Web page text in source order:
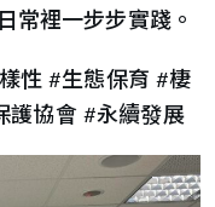
常裡一步步實踐。
性 #生態保育 #棲
護協會 #永續發展